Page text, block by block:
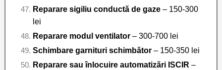
Reparare sigiliu conductă de gaze – 150-300
lei
Reparare modul ventilator – 300-700 lei
Schimbare garnituri schimbător – 150-350 lei
Reparare sau înlocuire automatizări ISCIR –